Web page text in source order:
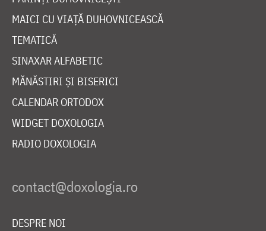
MAICI CU VIAȚĂ DUHOVNICEASCĂ
TEMATICĂ
SINAXAR ALFABETIC
MĂNĂSTIRI ȘI BISERICI
CALENDAR ORTODOX
WIDGET DOXOLOGIA
RADIO DOXOLOGIA
DESPRE NOI